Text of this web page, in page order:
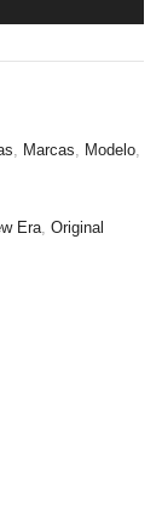
, Marcas, Modelo,
Era, Original